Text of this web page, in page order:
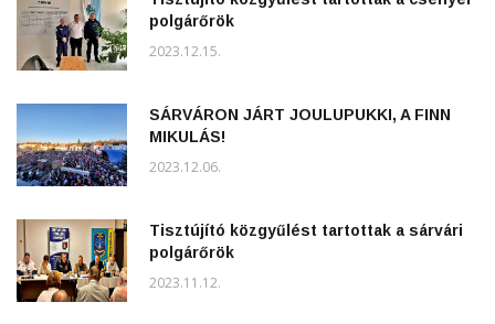
polgárőrök
2023.12.15.
SÁRVÁRON JÁRT JOULUPUKKI, A FINN
MIKULÁS!
2023.12.06.
Tisztújító közgyűlést tartottak a sárvári
polgárőrök
2023.11.12.